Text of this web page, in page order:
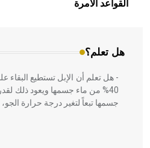
القواعد الآمرة
هل تعلم؟
المعمار على بناء مداميكه وخاصة
- هل تعلم أن الإبل تستطيع البقاء
40% من ماء جسمها ويعود ذلك
جسمها تبعاً لتغير درجة حرارة الجو،